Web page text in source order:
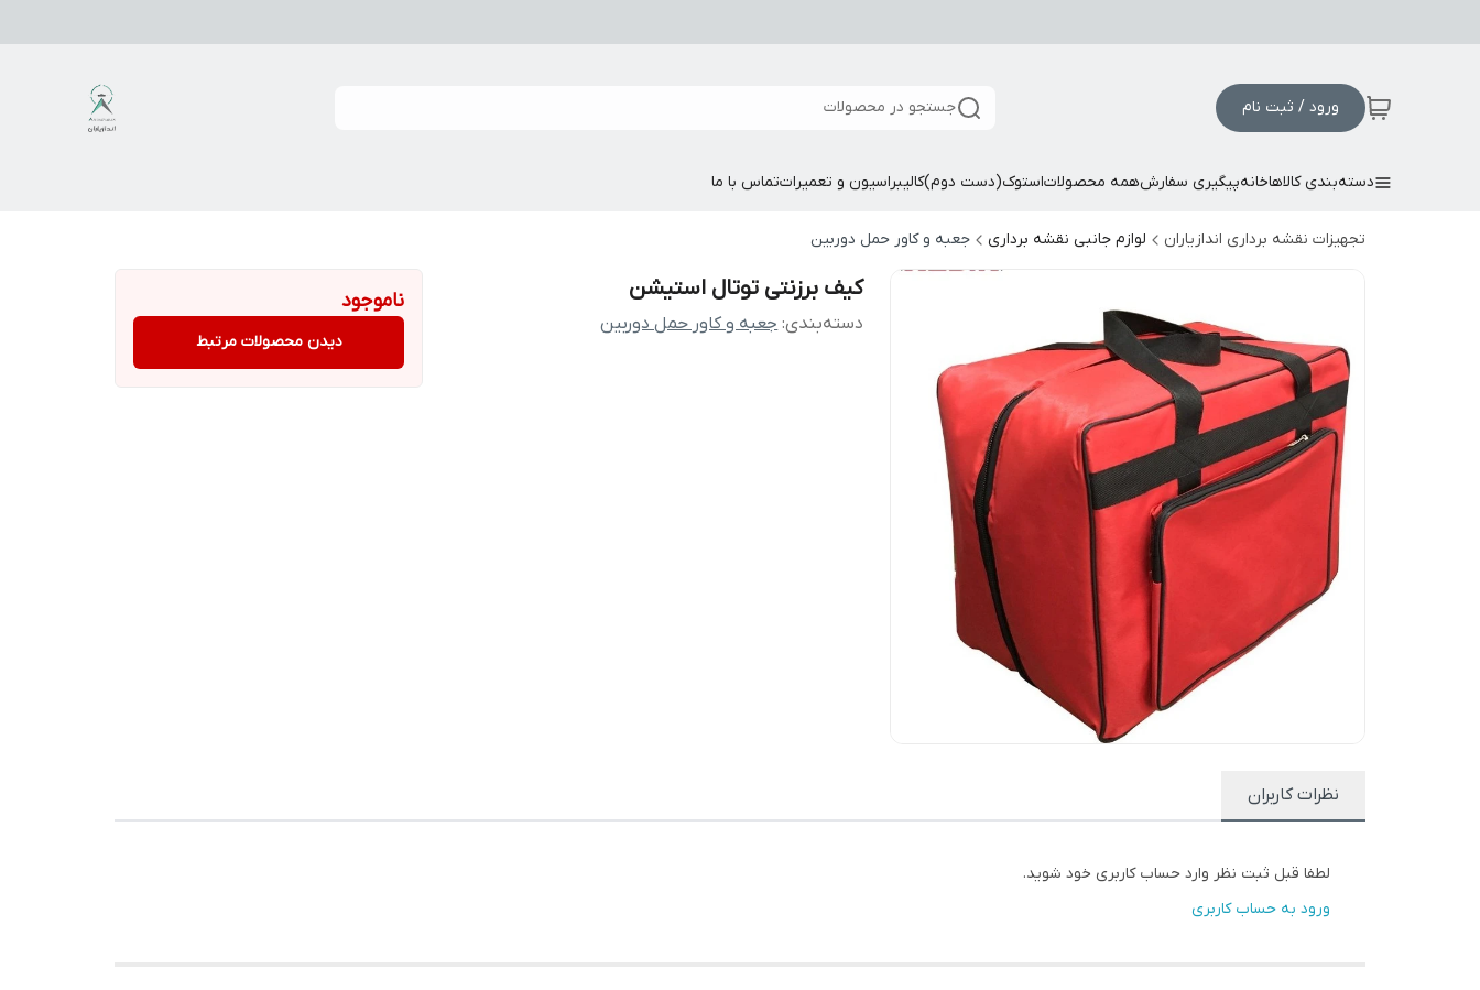
ورود / ثبت نام جستجو در محصولات
دسته‌بندی کالاهاخانهپیگیری سفارشهمه محصولاتاستوک(دست دوم)کالیبراسیون و تعمیراتتماس با ما
تجهیزات نقشه برداری اندازیاران لوازم جانبی نقشه برداری جعبه و کاور حمل دوربین
کیف برزنتی توتال استیشن
دسته‌بندی:جعبه و کاور حمل دوربین
ناموجود
دیدن محصولات مرتبط
نظرات کاربران
لطفا قبل ثبت نظر وارد حساب کاربری خود شوید.
ورود به حساب کاربری